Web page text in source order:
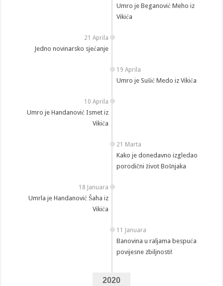
Umro je Beganović Meho iz
Vikića
21 Aprila
Jedno novinarsko sjećanje
19 Aprila
Umro je Sušić Medo iz Vikića
10 Aprila
Umro je Handanović Ismet iz
Vikića
21 Marta
Kako je donedavno izgledao
porodični život Bošnjaka
18 Januara
Umrla je Handanović Šaha iz
Vikića
11 Januara
Banovina u raljama bespuća
povijesne zbiljnosti!
2020